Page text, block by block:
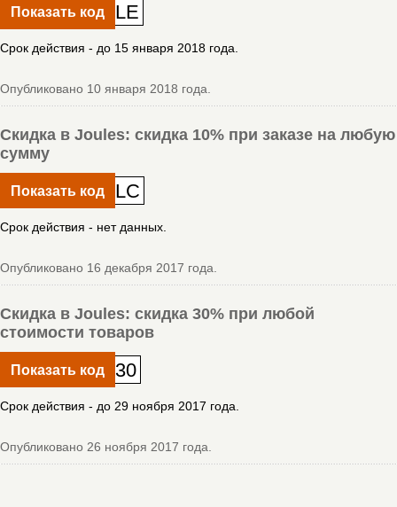
Показать код LE
Срок действия - до 15 января 2018 года.
Опубликовано 10 января 2018 года.
Скидка в Joules: скидка 10% при заказе на любую
сумму
Показать код LC
Срок действия - нет данных.
Опубликовано 16 декабря 2017 года.
Скидка в Joules: скидка 30% при любой
стоимости товаров
Показать код 30
Срок действия - до 29 ноября 2017 года.
Опубликовано 26 ноября 2017 года.